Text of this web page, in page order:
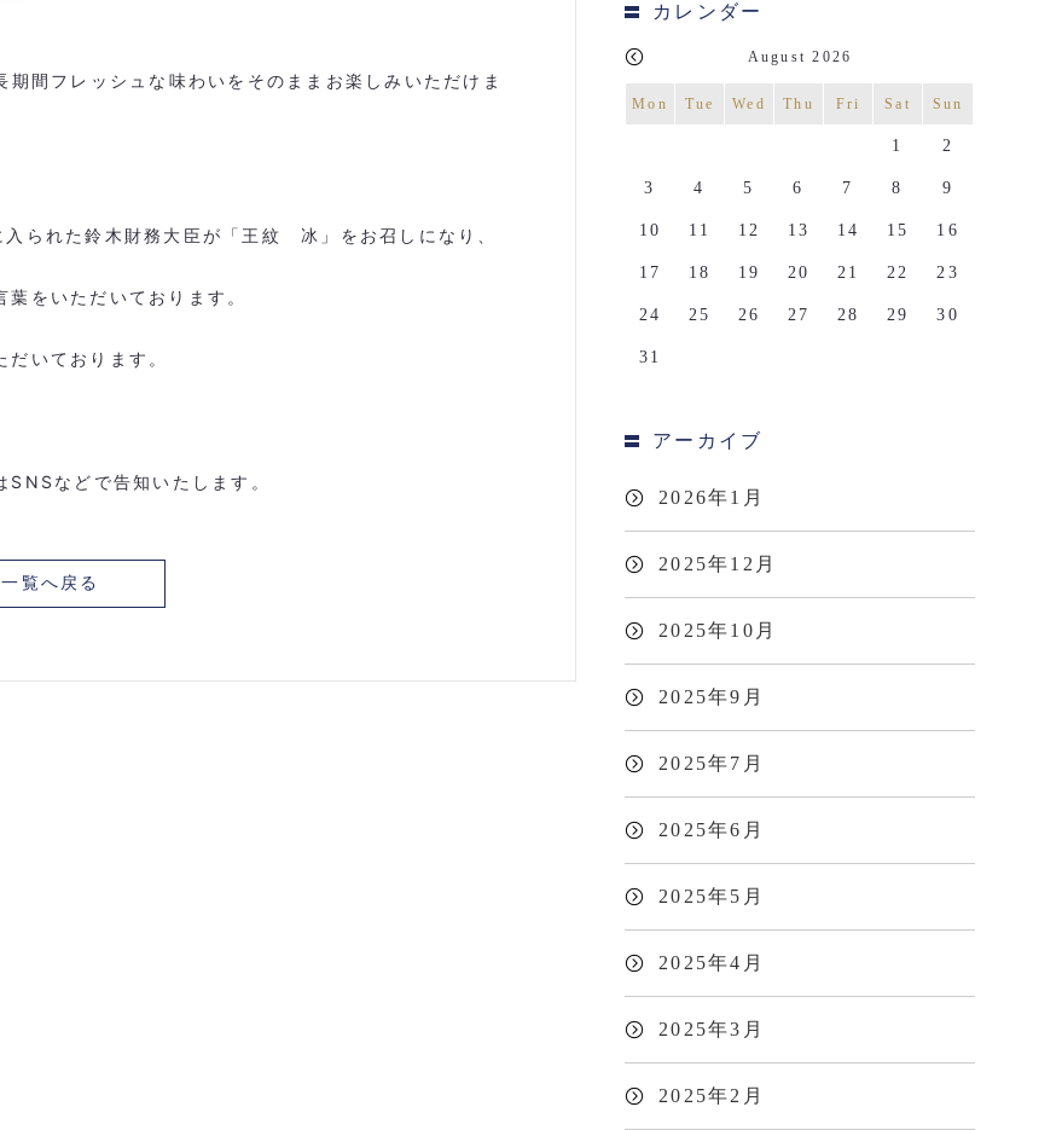
間フレッシュな味わいをそのままお楽しみいただけま
られた鈴木財務大臣が「王紋 冰」をお召しになり、
をいただいております。
いております。
などで告知いたします。
一覧へ戻る
カレンダー
August 2026
Mon Tue Wed Thu Fri Sat Sun
1 2
3 4 5 6 7 8 9
10 11 12 13 14 15 16
17 18 19 20 21 22 23
24 25 26 27 28 29 30
31
アーカイブ
2026年1月
2025年12月
2025年10月
2025年9月
2025年7月
2025年6月
2025年5月
2025年4月
2025年3月
2025年2月